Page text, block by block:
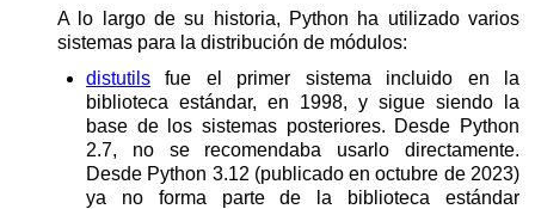
A lo largo de su historia, Python ha utilizado varios
sistemas para la distribución de módulos:
distutils fue el primer sistema incluido en la
biblioteca estándar, en 1998, y sigue siendo la
base de los sistemas posteriores. Desde Python
2.7, no se recomendaba usarlo directamente.
Desde Python 3.12 (publicado en octubre de 2023)
ya no forma parte de la biblioteca estándar